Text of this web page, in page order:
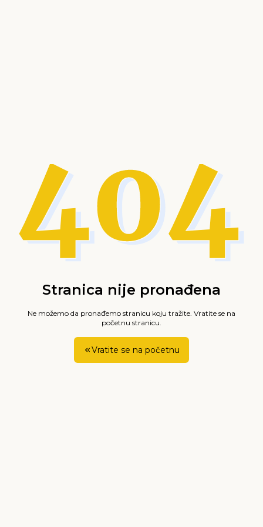
Stranica nije pronađena
Ne možemo da pronađemo stranicu koju tražite. Vratite se na
početnu stranicu.
Vratite se na početnu